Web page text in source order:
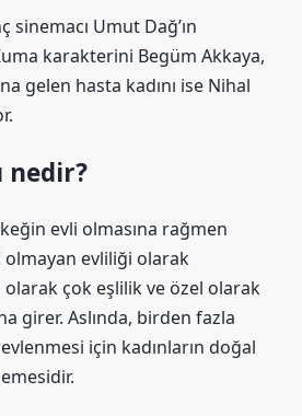
Umut Dağ’ın
karakterini Begüm Akkaya,
gelen hasta kadını ise Nihal
nedir?
evli olmasına rağmen
evliliği olarak
olarak çok eşlilik ve özel olarak
girer. Aslında, birden fazla
için kadınların doğal